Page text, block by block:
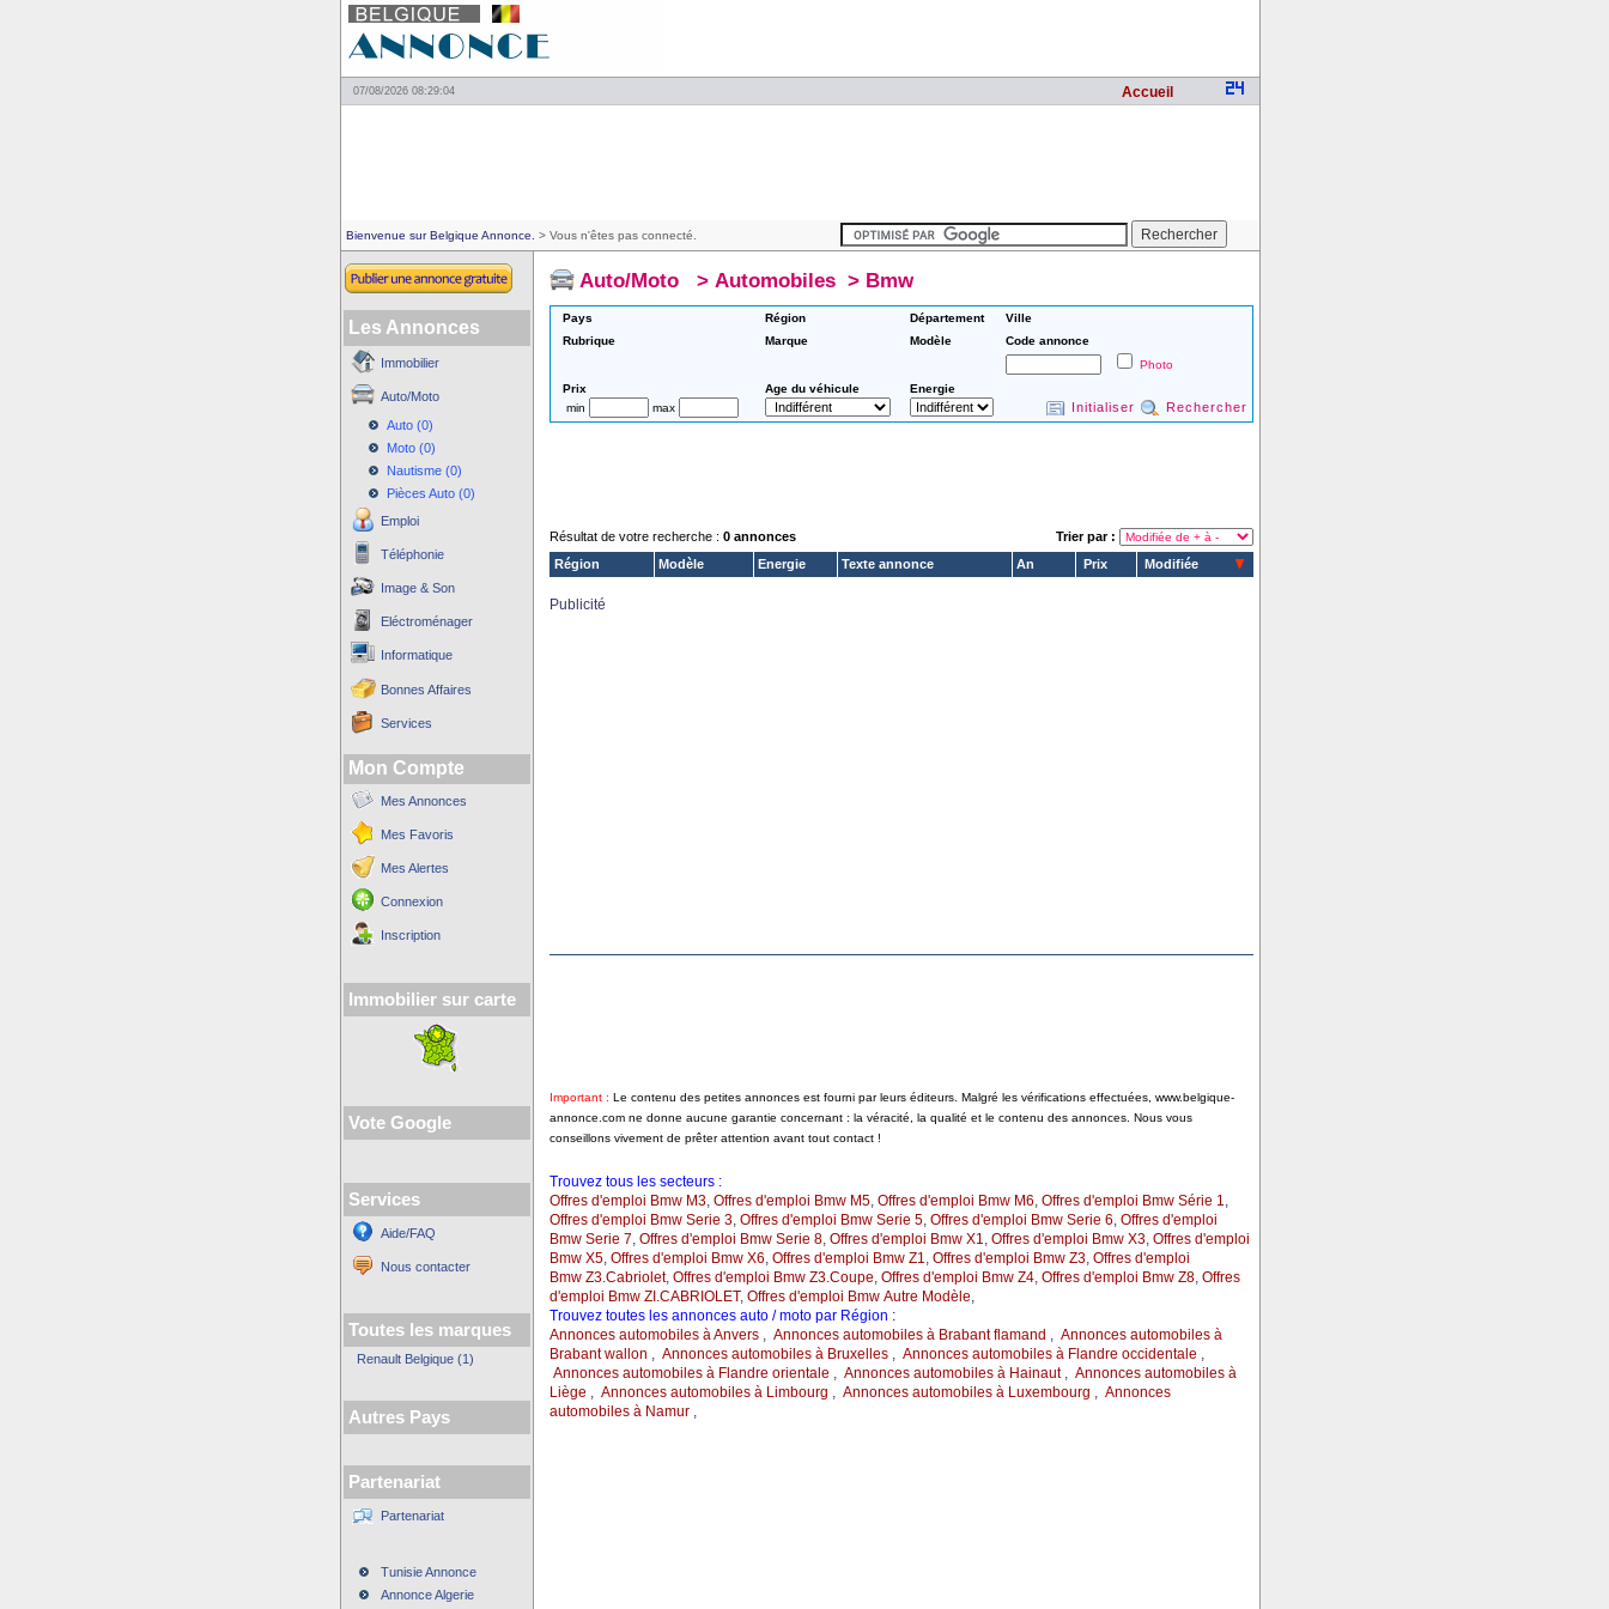
07/08/2026 08:29:04 Accueil
Bienvenue sur Belgique Annonce. > Vous n'êtes pas connecté.
Les Annonces
Immobilier
Auto/Moto
Auto (0)
Moto (0)
Nautisme (0)
Pièces Auto (0)
Emploi
Téléphonie
Image & Son
Eléctroménager
Informatique
Bonnes Affaires
Services
Mon Compte
Mes Annonces
Mes Favoris
Mes Alertes
Connexion
Inscription
Immobilier sur carte
Vote Google
Services
Aide/FAQ
Nous contacter
Toutes les marques
Renault Belgique (1)
Autres Pays
Partenariat
Partenariat
Tunisie Annonce
Annonce Algerie
Auto/Moto > Automobiles> Bmw
Pays Région Département
Ville
Rubrique
Marque Modèle
Code annonce
Photo
Prix
Age du véhicule
Energie
min
max Initialiser Rechercher
Résultat de votre recherche : 0 annonces
Trier par :
Région
Modèle Energie Texte annonce An Prix Modifiée
Publicité
Important : Le contenu des petites annonces est fourni par leurs éditeurs. Malgré les vérifications effectuées, www.belgique-
annonce.com ne donne aucune garantie concernant : la véracité, la qualité et le contenu des annonces. Nous vous
conseillons vivement de prêter attention avant tout contact !
Trouvez tous les secteurs :
Offres d'emploi Bmw M3, Offres d'emploi Bmw M5, Offres d'emploi Bmw M6, Offres d'emploi Bmw Série 1,
Offres d'emploi Bmw Serie 3, Offres d'emploi Bmw Serie 5, Offres d'emploi Bmw Serie 6, Offres d'emploi
Bmw Serie 7, Offres d'emploi Bmw Serie 8, Offres d'emploi Bmw X1, Offres d'emploi Bmw X3, Offres d'emploi
Bmw X5, Offres d'emploi Bmw X6, Offres d'emploi Bmw Z1, Offres d'emploi Bmw Z3, Offres d'emploi
Bmw Z3.Cabriolet, Offres d'emploi Bmw Z3.Coupe, Offres d'emploi Bmw Z4, Offres d'emploi Bmw Z8, Offres
d'emploi Bmw ZI.CABRIOLET, Offres d'emploi Bmw Autre Modèle,
Trouvez toutes les annonces auto / moto par Région :
Annonces automobiles à Anvers, Annonces automobiles à Brabant flamand , Annonces automobiles à
Brabant wallon , Annonces automobiles à Bruxelles, Annonces automobiles à Flandre occidentale ,
Annonces automobiles à Flandre orientale , Annonces automobiles à Hainaut, Annonces automobiles à
Liège , Annonces automobiles à Limbourg , Annonces automobiles à Luxembourg , Annonces
automobiles à Namur,